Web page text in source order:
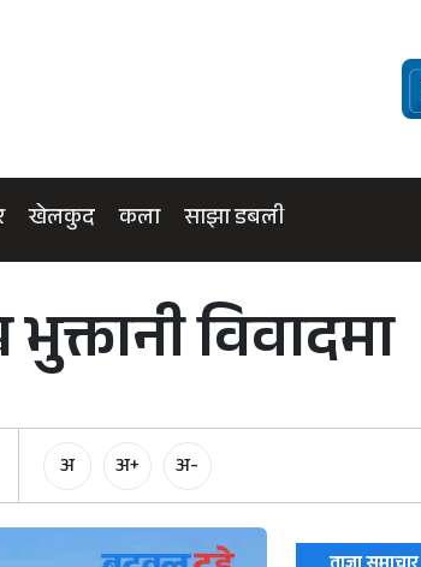
खेलकुद कला साझा डबली
विवादमा
अ अ+ अ-